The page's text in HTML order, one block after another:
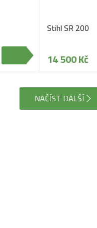
Stihl SR 200
14 500 Kč
NAČÍST DALŠÍ